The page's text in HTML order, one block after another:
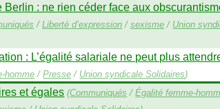
Berlin : ne rien céder face aux
/Liberté d’expression /sexisme / Union
: L’égalité salariale ne peut plus
homme/Presse / Union syndicale Solidaires)
et égales (Communiqués /Égalité femme-